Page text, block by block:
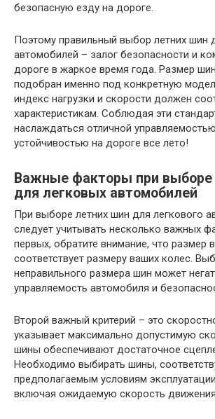
безопасную езду на дороге.
Поэтому правильный выбор летних шин
автомобилей – залог безопасности и
дороге в жаркое время года. Размер
подобран именно под конкретную
индекс нагрузки и скорости должен
характеристикам. Соблюдая эти
наслаждаться отличной
устойчивостью на дороге все лето!
Важные факторы при выборе
для легковых автомобилей
При выборе летних шин для легкового
следует учитывать несколько важных
первых, обратите внимание, что размер
соответствует размеру ваших колес.
неправильного размера шин может
управляемость автомобиля и
Второй важный критерий – это
указывает максимально допустимую
шины обеспечивают достаточное
Необходимо выбирать шины,
предполагаемым условиям
включая ожидаемую скорость